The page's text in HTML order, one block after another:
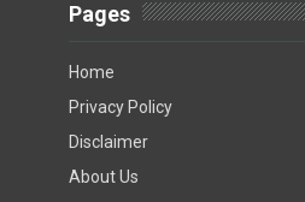
Pages
Home
Privacy Policy
Disclaimer
About Us